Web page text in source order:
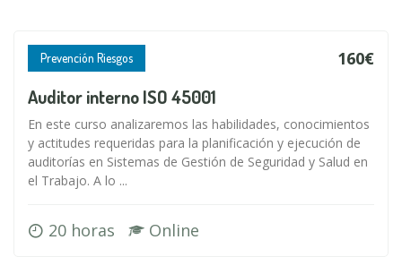
Prevención Riesgos 160€
Auditor interno ISO 45001
En este curso analizaremos las habilidades, conocimientos
y actitudes requeridas para la planificación y ejecución de
auditorías en Sistemas de Gestión de Seguridad y Salud en
el Trabajo. A lo ...
20 horas Online